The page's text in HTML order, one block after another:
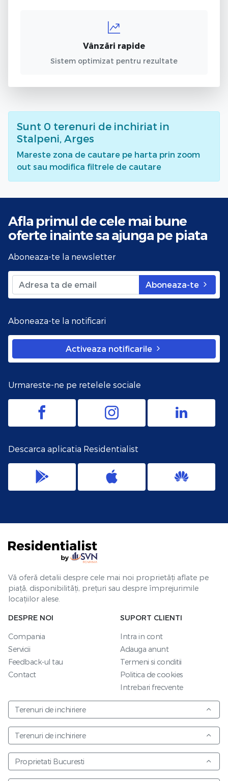
Vânzări rapide
Sistem optimizat pentru rezultate
Sunt 0 terenuri de inchiriat in
Stalpeni, Arges
Mareste zona de cautare pe harta prin zoom
out sau modifica filtrele de cautare
Afla primul de cele mai bune
oferte inainte sa ajunga pe piata
Aboneaza-te la newsletter
Aboneaza-te
Aboneaza-te la notificari
Activeaza notificarile
Urmareste-ne pe retelele sociale
Descarca aplicatia Residentialist
Vă oferă detalii despre cele mai noi proprietăți aflate pe
piață, disponibilități, prețuri sau despre împrejurimile
locațiilor alese.
DESPRE NOI
Compania
Servicii
Feedback-ul tau
Contact
SUPORT CLIENTI
Intra in cont
Adauga anunt
Termeni si conditii
Politica de cookies
Intrebari frecvente
Terenuri de inchiriere
Terenuri de inchiriere
Proprietati Bucuresti